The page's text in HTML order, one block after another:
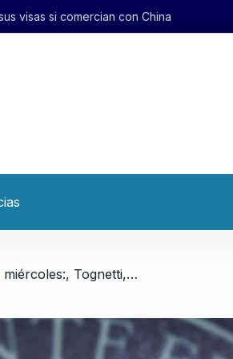
visas si comercian con China
/ Conversatorio de miércoles:, Tognetti, Sztulwark, Horowicz y Fernando Rosso